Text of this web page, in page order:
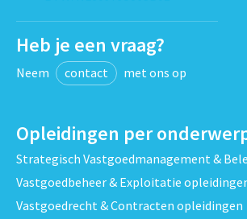
Heb je een vraag?
Neem contact met ons op
Opleidingen per
Strategisch Vastgoedmanagement &
Vastgoedbeheer & Exploitatie
Vastgoedrecht & Contracten opleidingen